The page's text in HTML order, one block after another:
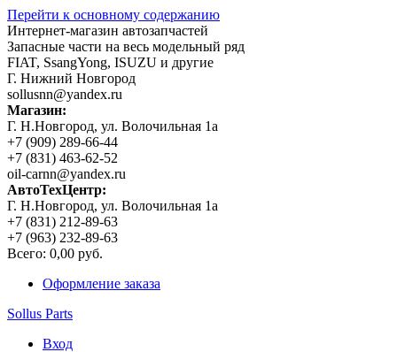
Перейти к основному содержанию
Интернет-магазин автозапчастей
Запасные части на весь модельный ряд
FIAT, SsangYong, ISUZU и другие
Г. Нижний Новгород
sollusnn@yandex.ru
Магазин:
Г. Н.Новгород, ул. Волочильная 1а
+7 (909) 289-66-44
+7 (831) 463-62-52
oil-carnn@yandex.ru
АвтоТехЦентр:
Г. Н.Новгород, ул. Волочильная 1а
+7 (831) 212-89-63
+7 (963) 232-89-63
Всего: 0,00 руб.
Оформление заказа
Sollus Parts
Вход